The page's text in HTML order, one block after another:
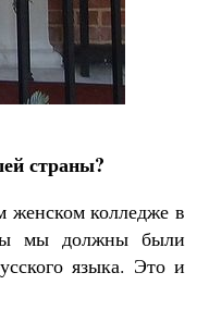
страны?
женском колледже в
мы должны были
языка. Это и